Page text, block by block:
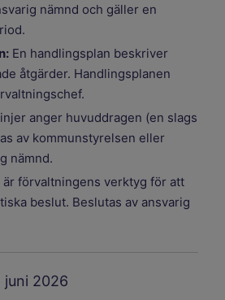
nämnd och gäller en
En handlingsplan beskriver
åtgärder. Handlingsplanen
anger huvuddragen (en slags
av kommunstyrelsen eller
nämnd.
är förvaltningens verktyg för att
beslut. Beslutas av ansvarig
juni 2026